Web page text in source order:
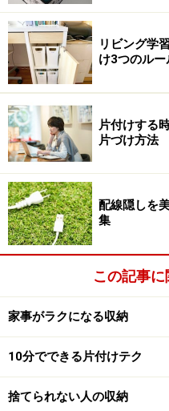
洗面浴室では直置
着替えや洗濯で使う洗面
剤などの液体が加わって
です。浴室では水垢やヌ
がちだったりしませんか
の掃除は寒くて辛い気持
て吊り下げれば自然と水が
そこで是非とも改善をお
です。床への直置き、洗
ます。たとえば、浴室で
を利用して、入浴用品を
リビング学
け3つのルー
片付けする
片づけ方法
配線隠しを
集
この記事
家事がラクになる収納
10分でできる片付けテク
捨てられない人の収納